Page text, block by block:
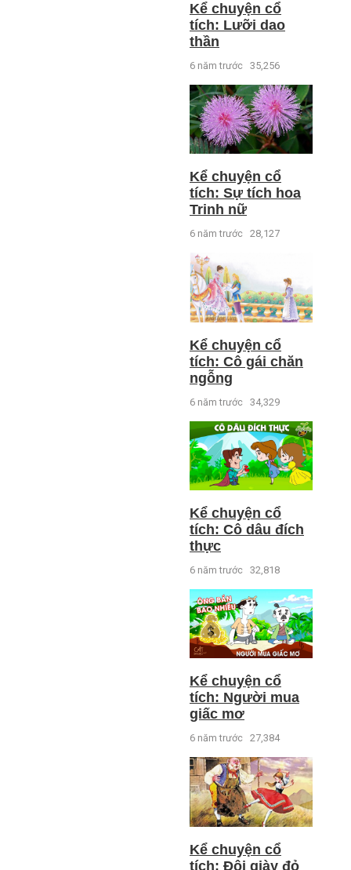
Kể chuyện cổ
tích: Lưỡi dao
thần
6 năm trước 35,256
Kể chuyện cổ
tích: Sự tích hoa
Trinh nữ
6 năm trước 28,127
Kể chuyện cổ
tích: Cô gái chăn
ngỗng
6 năm trước 34,329
Kể chuyện cổ
tích: Cô dâu đích
thực
6 năm trước 32,818
Kể chuyện cổ
tích: Người mua
giấc mơ
6 năm trước 27,384
Kể chuyện cổ
tích: Đôi giày đỏ